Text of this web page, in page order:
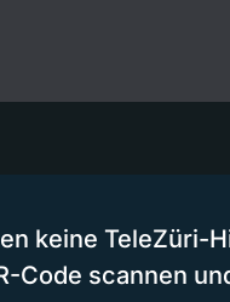
keine TeleZüri-
Code scannen